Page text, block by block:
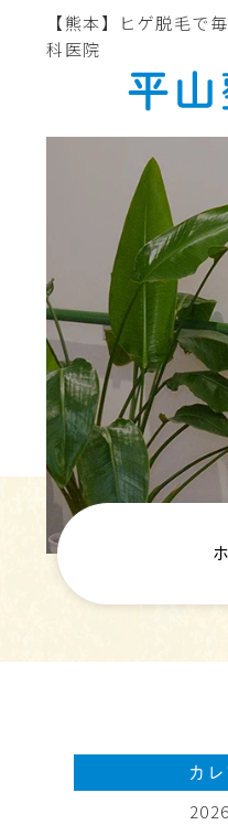
【熊本】ヒゲ脱毛で
科医院
ホーム
カレ